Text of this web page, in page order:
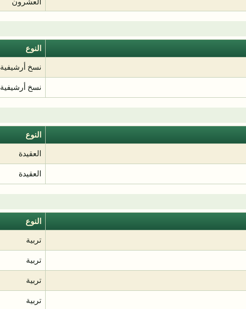
النوع
نسخ أرشيفية
نسخ أرشيفية
النوع
العقيدة
العقيدة
النوع
تربية
تربية
تربية
تربية